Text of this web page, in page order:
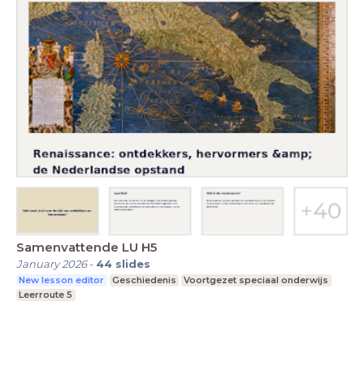
Samenvattende LU H5
January 2026- 44 slides
New lesson editor Geschiedenis
Voortgezet speciaal onderwijs
Leerroute 5